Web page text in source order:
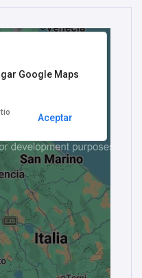
Google Maps
Aceptar